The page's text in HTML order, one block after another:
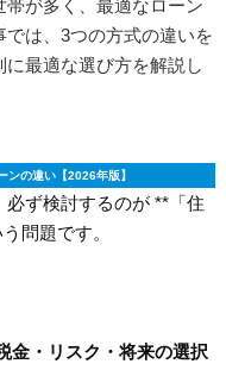
帯が多く、最適なローン
は、3つの方式の違いを
最適な選び方を解説し
の違い【2026年版】
ず検討するのが **「住
問題です。
金・リスク・将来の選択